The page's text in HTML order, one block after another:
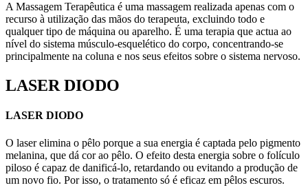
A Massagem Terapêutica é uma massagem realizada apenas com o
recurso à utilização das mãos do terapeuta, excluindo todo e
qualquer tipo de máquina ou aparelho. É uma terapia que actua ao
nível do sistema músculo-esquelético do corpo, concentrando-se
principalmente na coluna e nos seus efeitos sobre o sistema nervoso.
LASER DIODO
LASER DIODO
O laser elimina o pêlo porque a sua energia é captada pelo pigmento
melanina, que dá cor ao pêlo. O efeito desta energia sobre o folículo
piloso é capaz de danificá-lo, retardando ou evitando a produção de
um novo fio. Por isso, o tratamento só é eficaz em pêlos escuros.